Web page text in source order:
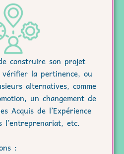
construire son projet
vérifier la pertinence, ou
alternatives, comme
un changement de
Acquis de l’Expérience
l’entreprenariat, etc.
: